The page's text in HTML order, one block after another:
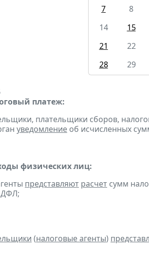
7
8
14
15
21
22
28
29
платеж:
плательщики сборов,
уведомление об исчисленных
физических лиц:
представляют расчет сумм
(налоговые агенты)